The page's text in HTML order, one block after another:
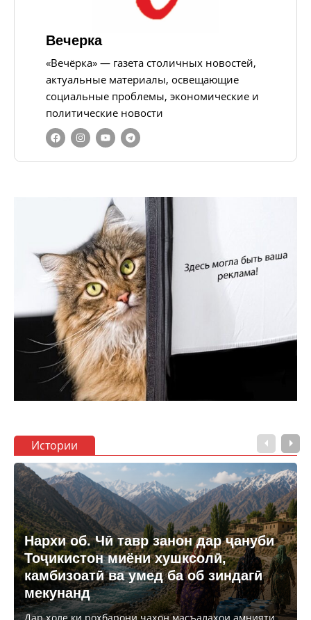
Вечерка
«Вечёрка» — газета столичных новостей,
актуальные материалы, освещающие
социальные проблемы, экономические и
политические новости
Истории
Нархи об. Чӣ тавр занон дар ҷануби
Тоҷикистон миёни хушксолӣ,
камбизоатӣ ва умед ба об зиндагӣ
мекунанд
Дар ҳоле ки роҳбарони ҷаҳон масъалаҳои амнияти